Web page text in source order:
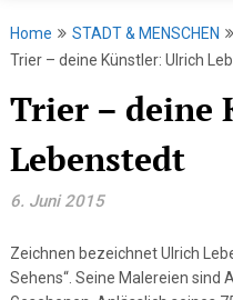
Home STADT & MENSCHEN
Trier – deine Künstler: Ulrich
Trier – deine
Lebenstedt
6. Juni 2015
Zeichnen bezeichnet Ulrich
Sehens“. Seine Malereien sind